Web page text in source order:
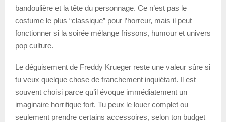
bandoulière et la tête du personnage. Ce n’est pas le
costume le plus “classique” pour l’horreur, mais il peut
fonctionner si la soirée mélange frissons, humour et univers
pop culture.
Le déguisement de Freddy Krueger reste une valeur sûre si
tu veux quelque chose de franchement inquiétant. Il est
souvent choisi parce qu’il évoque immédiatement un
imaginaire horrifique fort. Tu peux le louer complet ou
seulement prendre certains accessoires, selon ton budget